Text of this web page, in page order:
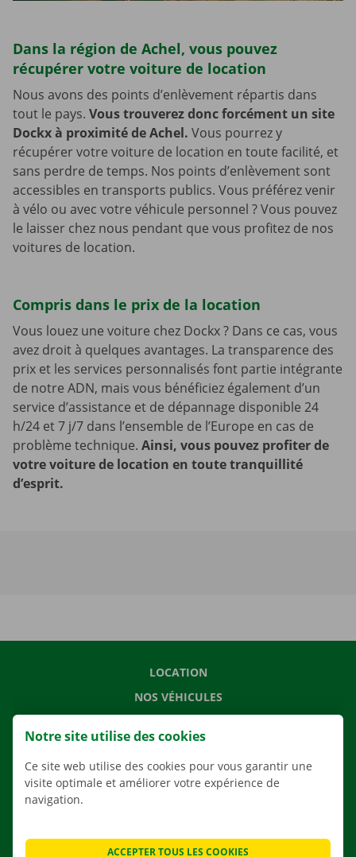
Dans la région de Achel, vous pouvez
récupérer votre voiture de location
Nous avons des points d’enlèvement répartis dans
tout le pays. Vous trouverez donc forcément un site
Dockx à proximité de Achel. Vous pourrez y
récupérer votre voiture de location en toute facilité, et
sans perdre de temps. Nos points d’enlèvement sont
accessibles en transports publics. Vous préférez venir
à vélo ou avec votre véhicule personnel ? Vous pouvez
le laisser chez nous pendant que vous profitez de nos
voitures de location.
Compris dans le prix de la location
Vous louez une voiture chez Dockx ? Dans ce cas, vous
avez droit à quelques avantages. La transparence des
prix et les services personnalisés font partie intégrante
de notre ADN, mais vous bénéficiez également d’un
service d’assistance et de dépannage disponible 24
h/24 et 7 j/7 dans l’ensemble de l’Europe en cas de
problème technique. Ainsi, vous pouvez profiter de
votre voiture de location en toute tranquillité
d’esprit.
LOCATION
NOS VÉHICULES
AGENCES
APPLI
Notre site utilise des cookies
Ce site web utilise des cookies pour vous garantir une
visite optimale et améliorer votre expérience de
navigation.
ACCEPTER TOUS LES COOKIES